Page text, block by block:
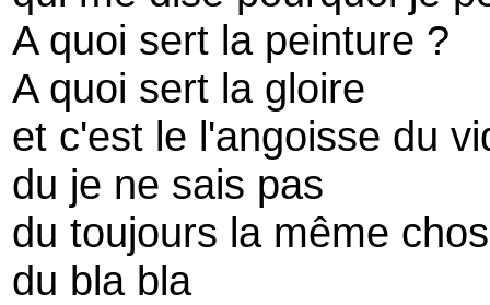
A quoi sert la peinture ?
A quoi sert la gloire
et c'est le l'angoisse du
du je ne sais pas
du toujours la même
du bla bla